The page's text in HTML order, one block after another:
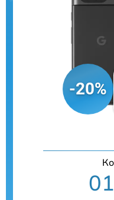
-20%